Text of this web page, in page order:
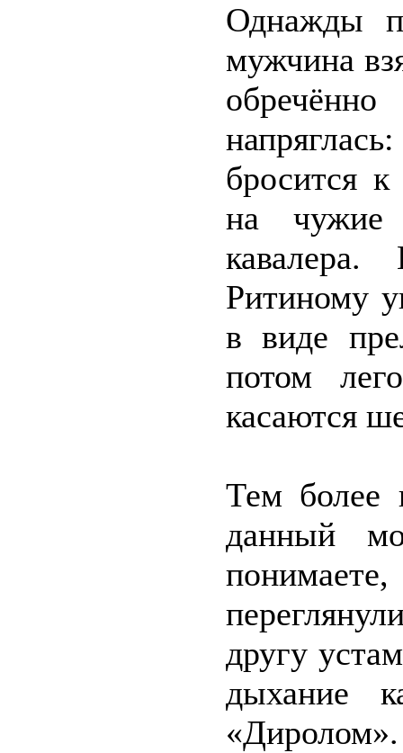
Однажды
мужчина
бросится
на чужие
Ритиному
в виде
потом
касаются
Тем более
данный
другу
дыхание
«Диролом».